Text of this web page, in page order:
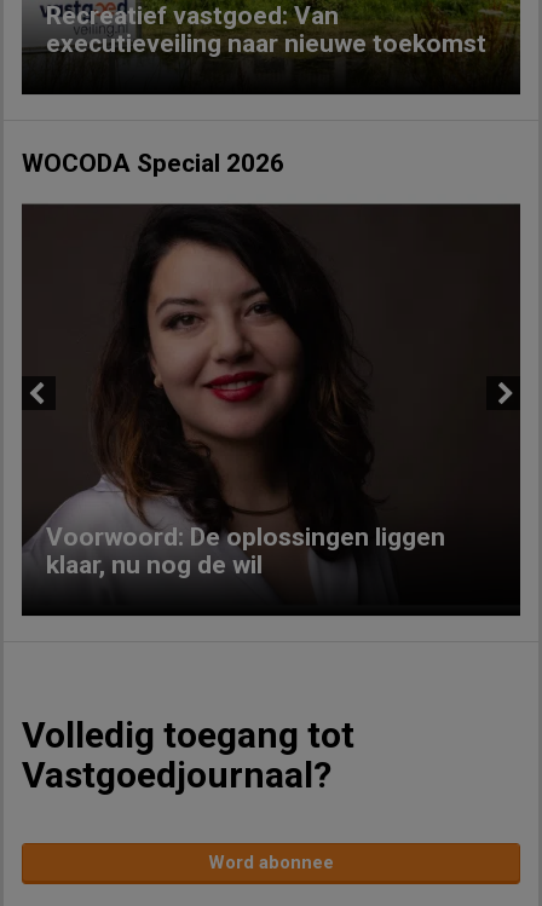
Recreatief vastgoed: Van
executieveiling naar nieuwe toekomst
WOCODA Special 2026
Voorwoord: De oplossingen liggen
klaar, nu nog de wil
Volledig toegang tot
Vastgoedjournaal?
Word abonnee